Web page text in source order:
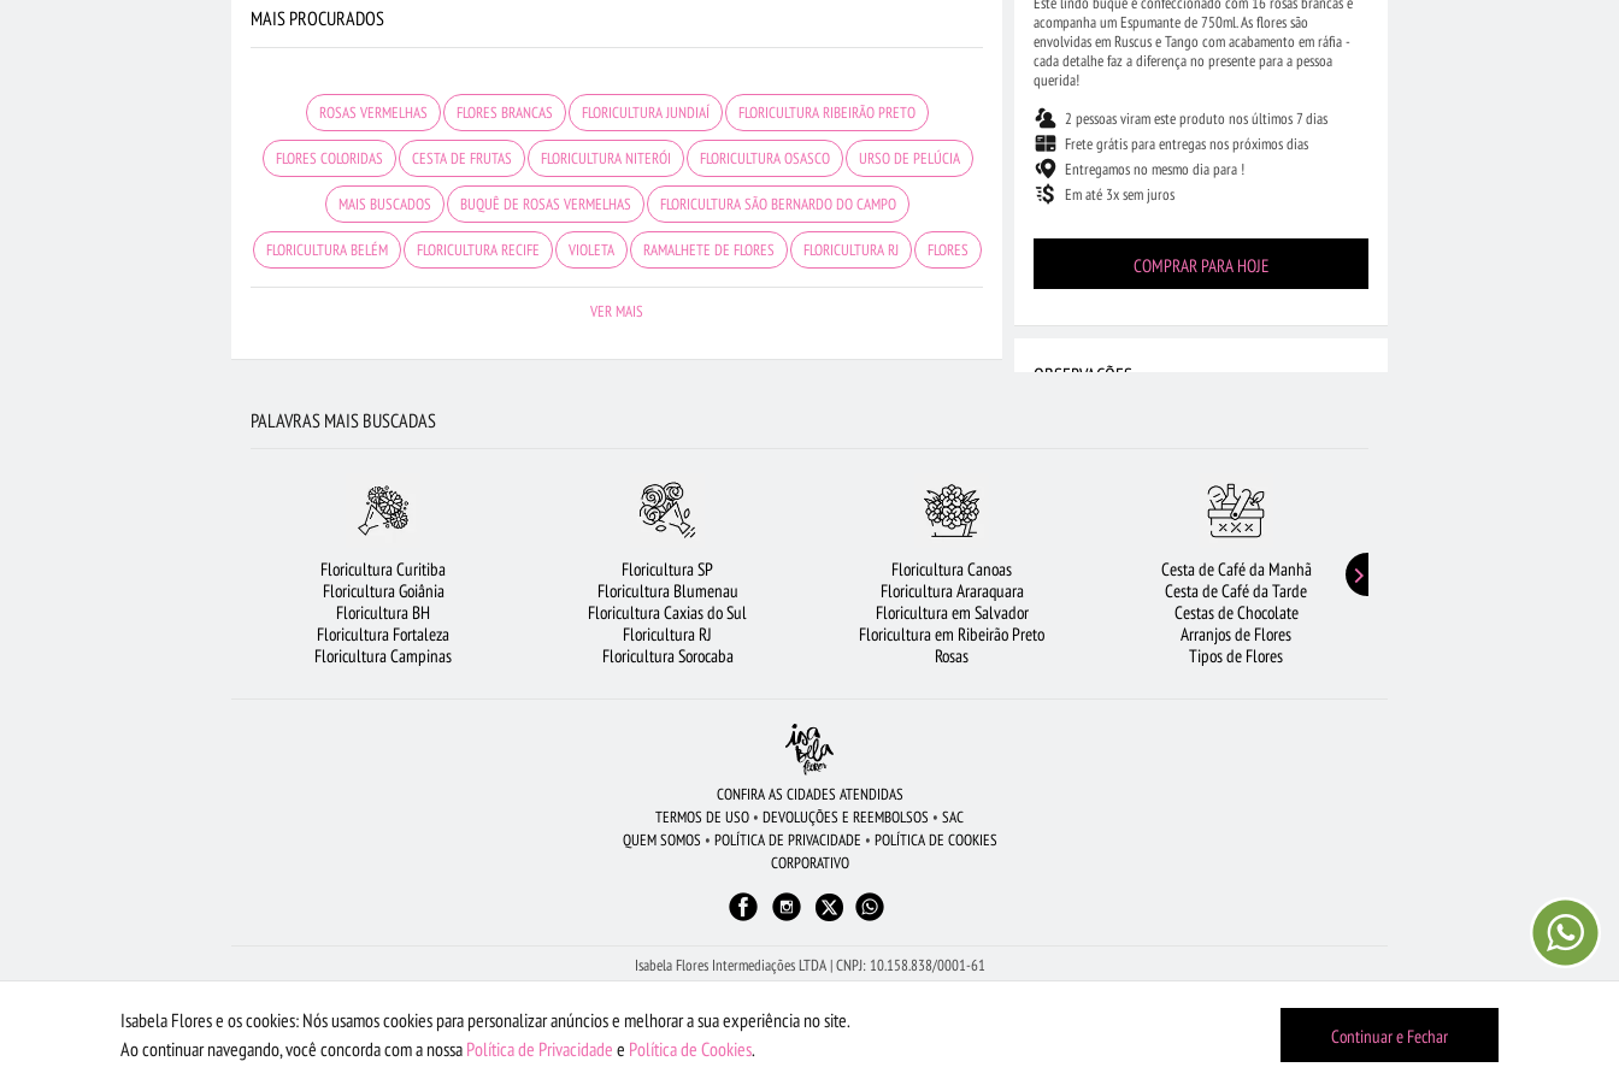
MAIS PROCURADOS
ROSAS VERMELHAS FLORES BRANCAS FLORICULTURA JUNDIAÍ FLORICULTURA RIBEIRÃO PRETO
FLORES COLORIDAS CESTA DE FRUTAS FLORICULTURA NITERÓI FLORICULTURA OSASCO URSO DE PELÚCIA
MAIS BUSCADOS BUQUÊ DE ROSAS VERMELHAS FLORICULTURA SÃO BERNARDO DO CAMPO
FLORICULTURA BELÉM FLORICULTURA RECIFE VIOLETA RAMALHETE DE FLORES FLORICULTURA RJ FLORES
CIDADES MAIS PROCURADAS
FLORICULTURA BARUERI FLORICULTURA BRASÍLIA ROSAS
FLORICULTURA UBERLÂNDIA FLORICULTURA GUARULHOS BUQUÊ DE 12 ROSAS VERMELHAS
FLORES DO CAMPO FLORICULTURA SALVADOR FLORICULTURA SP ORQUÍDEAS
VER MAIS
acompanha um Espumante de 750ml. As flores são
envolvidas em Ruscus e Tango com acabamento em ráfia -
cada detalhe faz a diferença no presente para a pessoa
querida!
2 pessoas viram este produto nos últimos 7 dias
Frete grátis para entregas nos próximos dias
Entregamos no mesmo dia para !
Em até 3x sem juros
COMPRAR PARA HOJE
OBSERVAÇÕES
acordo com disponibilidade em estoque.
A imagem apresentada deste arranjo é similar
ao produto que será oferecido, podendo haver
GOSTOU? COMPARTILHE!
PALAVRAS MAIS BUSCADAS
Floricultura Curitiba
Floricultura Goiânia
Floricultura BH
Floricultura Fortaleza
Floricultura Campinas
Floricultura SP
Floricultura Blumenau
Floricultura Caxias do Sul
Floricultura RJ
Floricultura Sorocaba
Floricultura Canoas
Floricultura Araraquara
Floricultura em Salvador
Floricultura em Ribeirão Preto
Rosas
Cesta de Café da Manhã
Cesta de Café da Tarde
Cestas de Chocolate
Arranjos de Flores
Tipos de Flores
CONFIRA AS CIDADES ATENDIDAS
TERMOS DE USO • DEVOLUÇÕES E REEMBOLSOS • SAC
QUEM SOMOS • POLÍTICA DE PRIVACIDADE • POLÍTICA DE COOKIES
CORPORATIVO
Isabela Flores Intermediações LTDA | CNPJ: 10.158.838/0001-61
Peça pelo WhatsApp: (19) 98605-1504
Isabela Flores e os cookies: Nós usamos cookies para personalizar anúncios e melhorar a sua experiência no site.
Ao continuar navegando, você concorda com a nossa Política de Privacidade e Política de Cookies.
Continuar e Fechar